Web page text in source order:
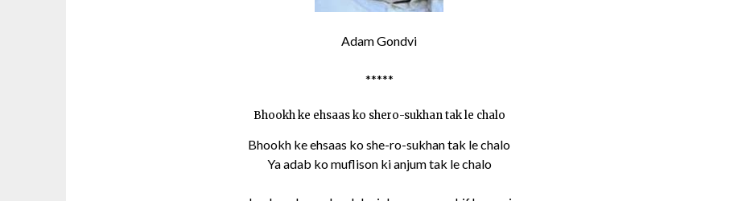
Adam Gondvi
*****
Bhookh ke ehsaas ko shero-sukhan tak le chalo
Bhookh ke ehsaas ko she-ro-sukhan tak le chalo
Ya adab ko muflison ki anjum tak le chalo